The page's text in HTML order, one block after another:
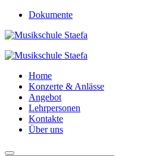
Dokumente
Home
Konzerte & Anlässe
Angebot
Lehrpersonen
Kontakte
Über uns